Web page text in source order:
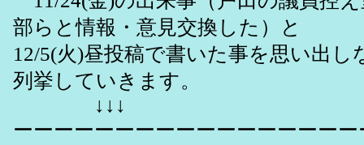
部らと情報・意見交換した）と
12/5(火)昼投稿で書いた事を思い出し
列挙していきます。
↓↓↓
ーーーーーーーーーーーーーーーー